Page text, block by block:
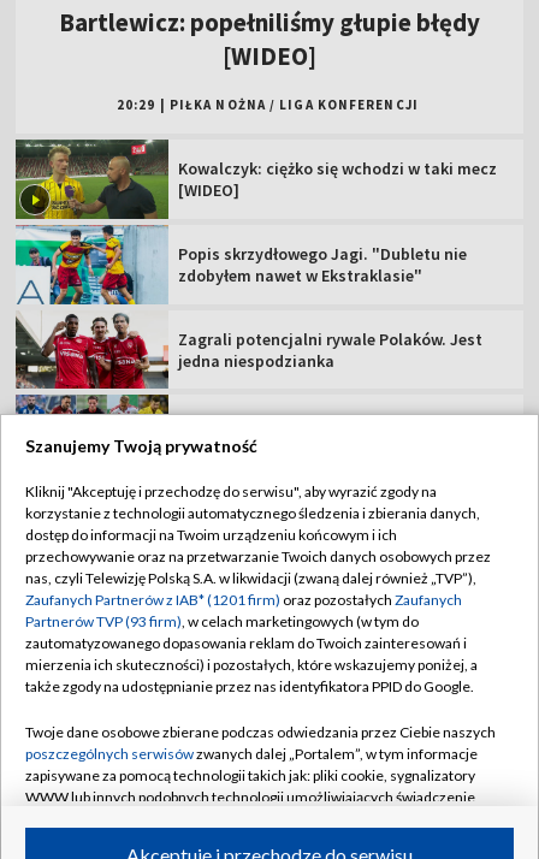
Popis skrzydłowego Jagi. "Dubletu nie
zdobyłem nawet w Ekstraklasie"
Zagrali potencjalni rywale Polaków. Jest
Polskie kluby w europejskich pucharach.
Polka dziewiąta na szóstym etapie Tour de
Z kim zagra GKS w 3. rundzie el. Ligi
TVP
Abonament TVP
Sklep TVP
Biuro Reklamy
Oferta Handlowa
Emisja w TVP
Rada Programowa
Ogłoszenia przetargowe
Regulamin TVP
Polityka prywatności
Moje zgody
Biuro reklamy
Kanały
©2026 Telewizja Polska Spółka Akcyjna w likwidacji
Szanujemy Twoją prywatność
Kliknij "Akceptuję i przechodzę do serwisu", aby wyrazić zgody na
korzystanie z technologii automatycznego śledzenia i zbierania danych,
dostęp do informacji na Twoim urządzeniu końcowym i ich
przechowywanie oraz na przetwarzanie Twoich danych osobowych przez
nas, czyli Telewizję Polską S.A. w likwidacji (zwaną dalej również „TVP”),
Zaufanych Partnerów z IAB* (1201 firm) oraz pozostałych Zaufanych
Partnerów TVP (93 firm), w celach marketingowych (w tym do
zautomatyzowanego dopasowania reklam do Twoich zainteresowań i
mierzenia ich skuteczności) i pozostałych, które wskazujemy poniżej, a
także zgody na udostępnianie przez nas identyfikatora PPID do Google.
Twoje dane osobowe zbierane podczas odwiedzania przez Ciebie naszych
poszczególnych serwisówzwanych dalej „Portalem”, w tym informacje
zapisywane za pomocą technologii takich jak: pliki cookie, sygnalizatory
WWW lub innych podobnych technologii umożliwiających świadczenie